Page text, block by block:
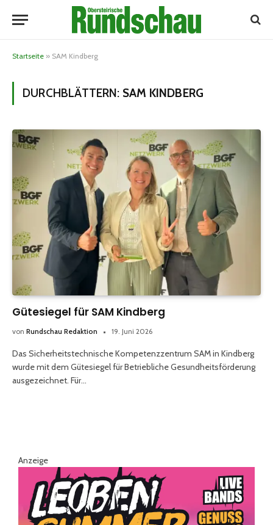
Startseite » SAM Kindberg
DURCHBLÄTTERN: SAM KINDBERG
Gütesiegel für SAM Kindberg
von Rundschau Redaktion 19. Juni 2026
Das Sicherheitstechnische Kompetenzzentrum SAM in Kindberg
wurde mit dem Gütesiegel für Betriebliche Gesundheitsförderung
ausgezeichnet. Für…
Anzeige